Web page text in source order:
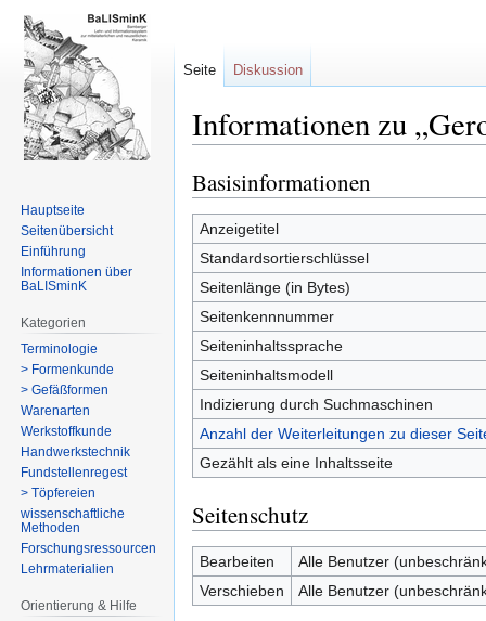
Informationen zu
Zur
Navigation
springen
Zur
Suche
springen
Basisinformationen
Anzeigetitel
Standardsortierschlüssel
Seitenlänge (in Bytes)
Seitenkennnummer
Seiteninhaltssprache
Seiteninhaltsmodell
Indizierung durch Suchmaschinen
Anzahl der Weiterleitungen zu dieser
Gezählt als eine Inhaltsseite
Seitenschutz
Bearbeiten
Alle Benutzer
Verschieben
Alle Benutzer
Seite Diskussion
Hauptseite
Seitenübersicht
Einführung
Informationen über
BaLISminK
Kategorien
Terminologie
> Formenkunde
> Gefäßformen
Warenarten
Werkstoffkunde
Handwerkstechnik
Fundstellenregest
> Töpfereien
wissenschaftliche
Methoden
Forschungsressourcen
Lehrmaterialien
Orientierung & Hilfe